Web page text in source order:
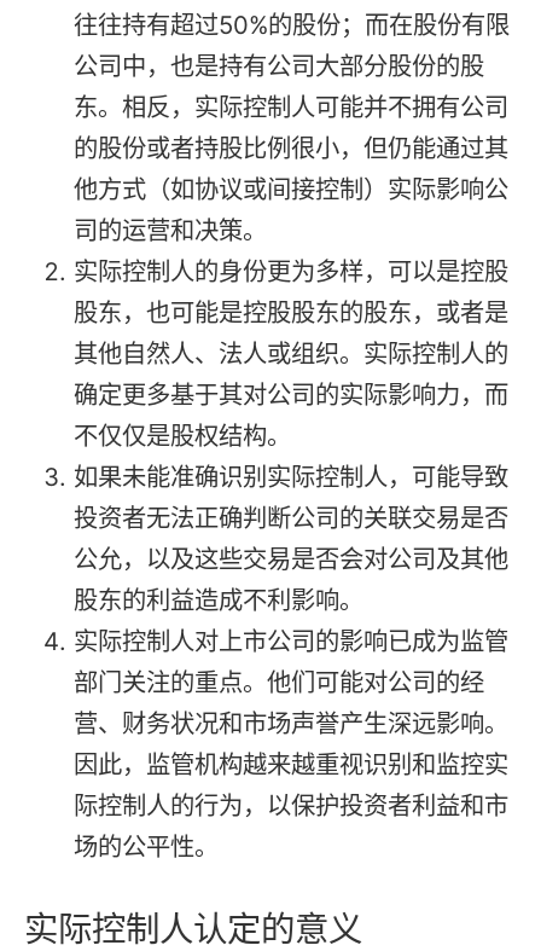
往往持有超过50%的股份；而在股份有限
公司中，也是持有公司大部分股份的股
东。相反，实际控制人可能并不拥有公司
的股份或者持股比例很小，但仍能通过其
他方式（如协议或间接控制）实际影响公
司的运营和决策。
实际控制人的身份更为多样，可以是控股
股东，也可能是控股股东的股东，或者是
其他自然人、法人或组织。实际控制人的
确定更多基于其对公司的实际影响力，而
不仅仅是股权结构。
如果未能准确识别实际控制人，可能导致
投资者无法正确判断公司的关联交易是否
公允，以及这些交易是否会对公司及其他
股东的利益造成不利影响。
实际控制人对上市公司的影响已成为监管
部门关注的重点。他们可能对公司的经
营、财务状况和市场声誉产生深远影响。
因此，监管机构越来越重视识别和监控实
际控制人的行为，以保护投资者利益和市
场的公平性。
实际控制人认定的意义